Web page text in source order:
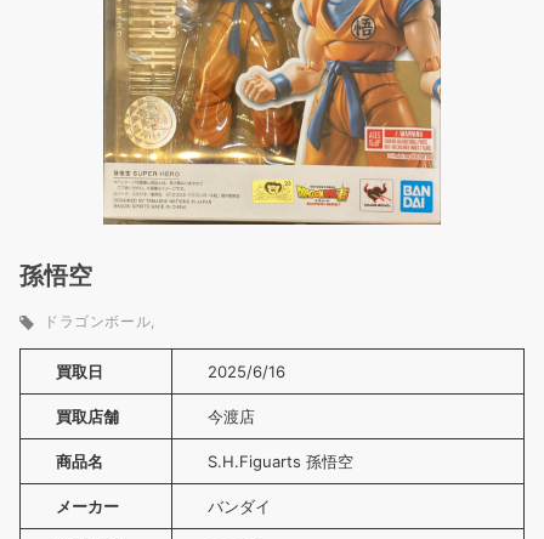
孫悟空
ドラゴンボール
買取日 2025/6/16
買取店舗 今渡店
商品名 S.H.Figuarts 孫悟空
メーカー バンダイ